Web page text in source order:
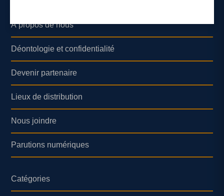
À propos de nous
Déontologie et confidentialité
Devenir partenaire
Lieux de distribution
Nous joindre
Parutions numériques
Catégories